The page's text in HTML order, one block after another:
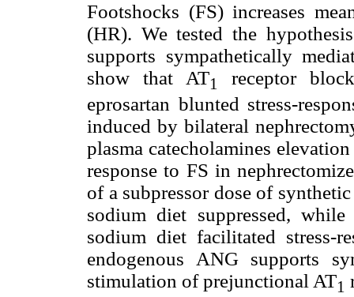
Footshocks (FS) increases
(HR). We tested the
supports sympathetically
show that AT1
receptor
eprosartan blunted stress-
induced by bilateral
plasma catecholamines
response to FS in
of a subpressor dose of
sodium diet suppressed,
sodium diet facilitated stress-
endogenous ANG supports
stimulation of prejunctional AT1